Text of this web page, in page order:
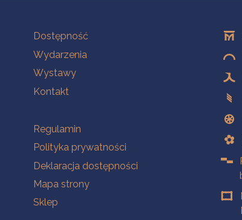
Na skróty
Dostępność
Wydarzenia
Wystawy
Kontakt
Na skróty
Regulamin
Polityka prywatności
Deklaracja dostępności
Mapa strony
Sklep